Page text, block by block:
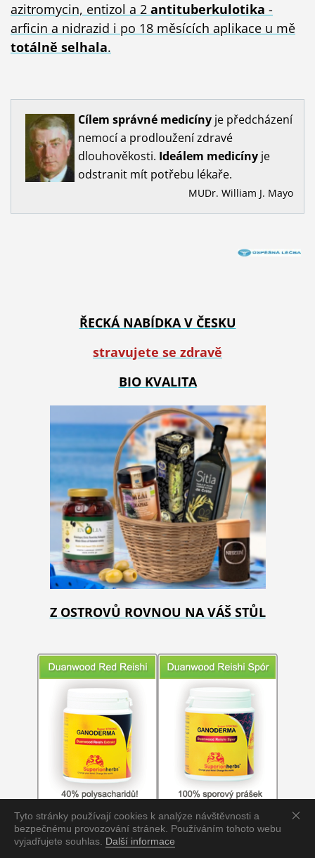
Tyto stránky používají cookies k analýze návštěvnosti a
bezpečnému provozování stránek. Používáním tohoto webu
vyjadřujete souhlas. Další informace
azitromycin, entizol a 2 antituberkulotika -
arficin a nidrazid i po 18 měsících aplikace u mě
totálně selhala.
Cílem správné medicíny je předcházení
nemocí a prodloužení zdravé
dlouhověkosti. Ideálem medicínyje
odstranit mít potřebu lékaře.
MUDr. William J. Mayo
ŘECKÁ NABÍDKA V ČESKU
stravujete se zdravě
BIO KVALITA
Z OSTROVŮ ROVNOU NA VÁŠ STŮL